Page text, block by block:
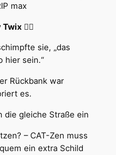
max
🏳️‍🌈
sie, „das
hier sein.“
Rückbank war
es.
die gleiche Straße ein
– CAT-Zen muss
ein extra Schild